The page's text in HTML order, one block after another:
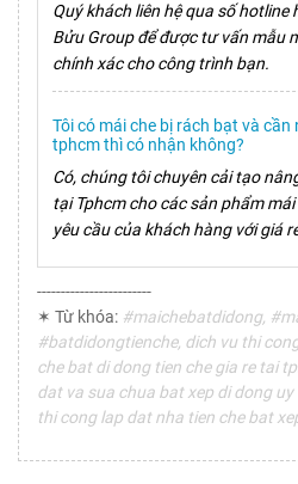
Quý khách liên hệ qua số hotline
Bửu Group để được tư vấn mẫu
chính xác cho công trình bạn.
Tôi có mái che bị rách bạt và cần
tphcm thì có nhận không?
Có, chúng tôi chuyên cải tạo
tại Tphcm cho các sản phẩm
yêu cầu của khách hàng với giá
------------------------
✶ Từ khóa: #maichebatdidong,
#batdidongtienche, dich vu thi
che bat di dong tien che gia re tai
dat va sua chua bat xep di dong
thi cong lap dat nha tien che bat